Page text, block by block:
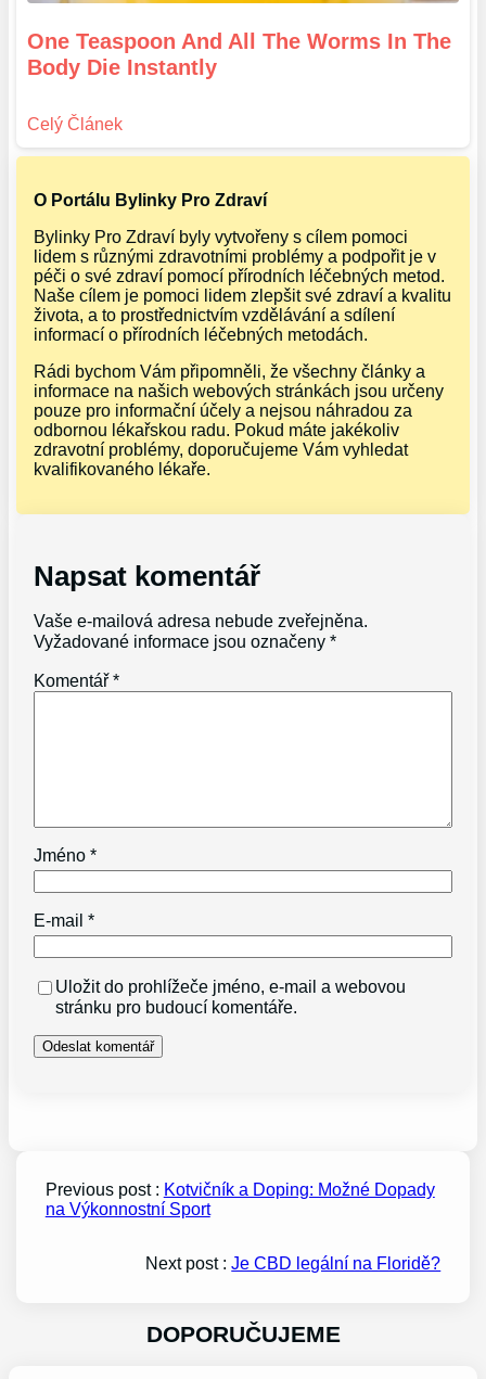
One Teaspoon And All The Worms In The
Body Die Instantly
O Portálu Bylinky Pro Zdraví
Bylinky Pro Zdraví byly vytvořeny s cílem pomoci
lidem s různými zdravotními problémy a podpořit je v
péči o své zdraví pomocí přírodních léčebných metod.
Naše cílem je pomoci lidem zlepšit své zdraví a kvalitu
života, a to prostřednictvím vzdělávání a sdílení
informací o přírodních léčebných metodách.
Rádi bychom Vám připomněli, že všechny články a
informace na našich webových stránkách jsou určeny
pouze pro informační účely a nejsou náhradou za
odbornou lékařskou radu. Pokud máte jakékoliv
zdravotní problémy, doporučujeme Vám vyhledat
kvalifikovaného lékaře.
Napsat komentář
Vaše e-mailová adresa nebude zveřejněna.
Vyžadované informace jsou označeny*
Komentář*
Jméno*
E-mail*
Uložit do prohlížeče jméno, e-mail a webovou
stránku pro budoucí komentáře.
Previous post : Kotvičník a Doping: Možné Dopady
na Výkonnostní Sport
Next post :Je CBD legální na Floridě?
DOPORUČUJEME